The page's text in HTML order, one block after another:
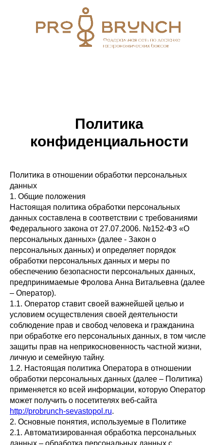
Политика
конфиденциальности
Политика в отношении обработки персональных
данных
1. Общие положения
Настоящая политика обработки персональных
данных составлена в соответствии с требованиями
Федерального закона от 27.07.2006. №152-ФЗ «О
персональных данных» (далее - Закон о
персональных данных) и определяет порядок
обработки персональных данных и меры по
обеспечению безопасности персональных данных,
предпринимаемые Фролова Анна Витальевна (далее
– Оператор).
1.1. Оператор ставит своей важнейшей целью и
условием осуществления своей деятельности
соблюдение прав и свобод человека и гражданина
при обработке его персональных данных, в том числе
защиты прав на неприкосновенность частной жизни,
личную и семейную тайну.
1.2. Настоящая политика Оператора в отношении
обработки персональных данных (далее – Политика)
применяется ко всей информации, которую Оператор
может получить о посетителях веб-сайта
http://probrunch-sevastopol.ru.
2. Основные понятия, используемые в Политике
2.1. Автоматизированная обработка персональных